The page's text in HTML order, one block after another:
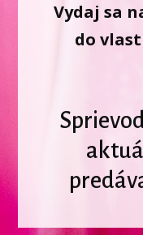
Vydaj sa
do